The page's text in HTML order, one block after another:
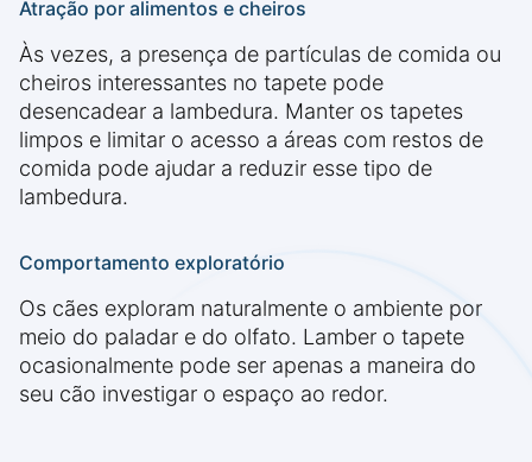
Atração por alimentos e cheiros
Às vezes, a presença de partículas de comida ou
cheiros interessantes no tapete pode
desencadear a lambedura. Manter os tapetes
limpos e limitar o acesso a áreas com restos de
comida pode ajudar a reduzir esse tipo de
lambedura.
Comportamento exploratório
Os cães exploram naturalmente o ambiente por
meio do paladar e do olfato. Lamber o tapete
ocasionalmente pode ser apenas a maneira do
seu cão investigar o espaço ao redor.